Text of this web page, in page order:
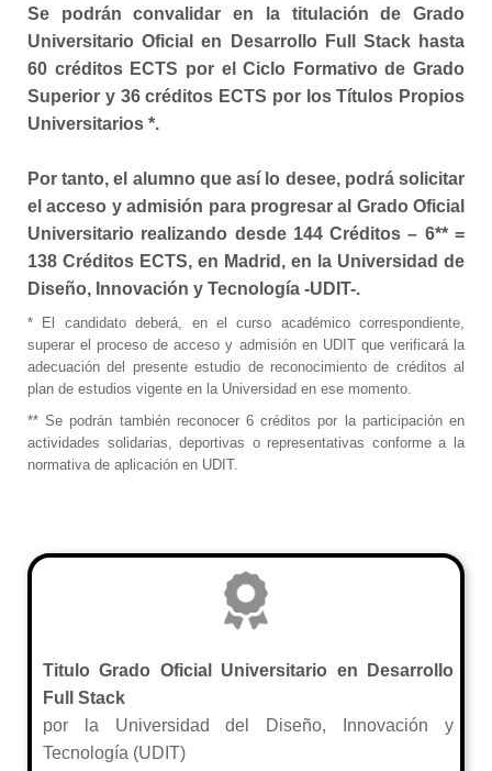
Se podrán convalidar en la titulación de Grado
Universitario Oficial en Desarrollo Full Stack hasta
60 créditos ECTS por el Ciclo Formativo de Grado
Superior y 36 créditos ECTS por los Títulos Propios
Universitarios *.
Por tanto, el alumno que así lo desee, podrá solicitar
el acceso y admisión para progresar al Grado Oficial
Universitario realizando desde 144 Créditos – 6** =
138 Créditos ECTS, en Madrid, en la Universidad de
Diseño, Innovación y Tecnología -UDIT-.
* El candidato deberá, en el curso académico correspondiente,
superar el proceso de acceso y admisión en UDIT que verificará la
adecuación del presente estudio de reconocimiento de créditos al
plan de estudios vigente en la Universidad en ese momento.
** Se podrán también reconocer 6 créditos por la participación en
actividades solidarias, deportivas o representativas conforme a la
normativa de aplicación en UDIT.
Titulo Grado Oficial Universitario en Desarrollo
Full Stack
por la Universidad del Diseño, Innovación y
Tecnología (UDIT)